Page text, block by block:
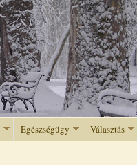
Egészségügy Választás